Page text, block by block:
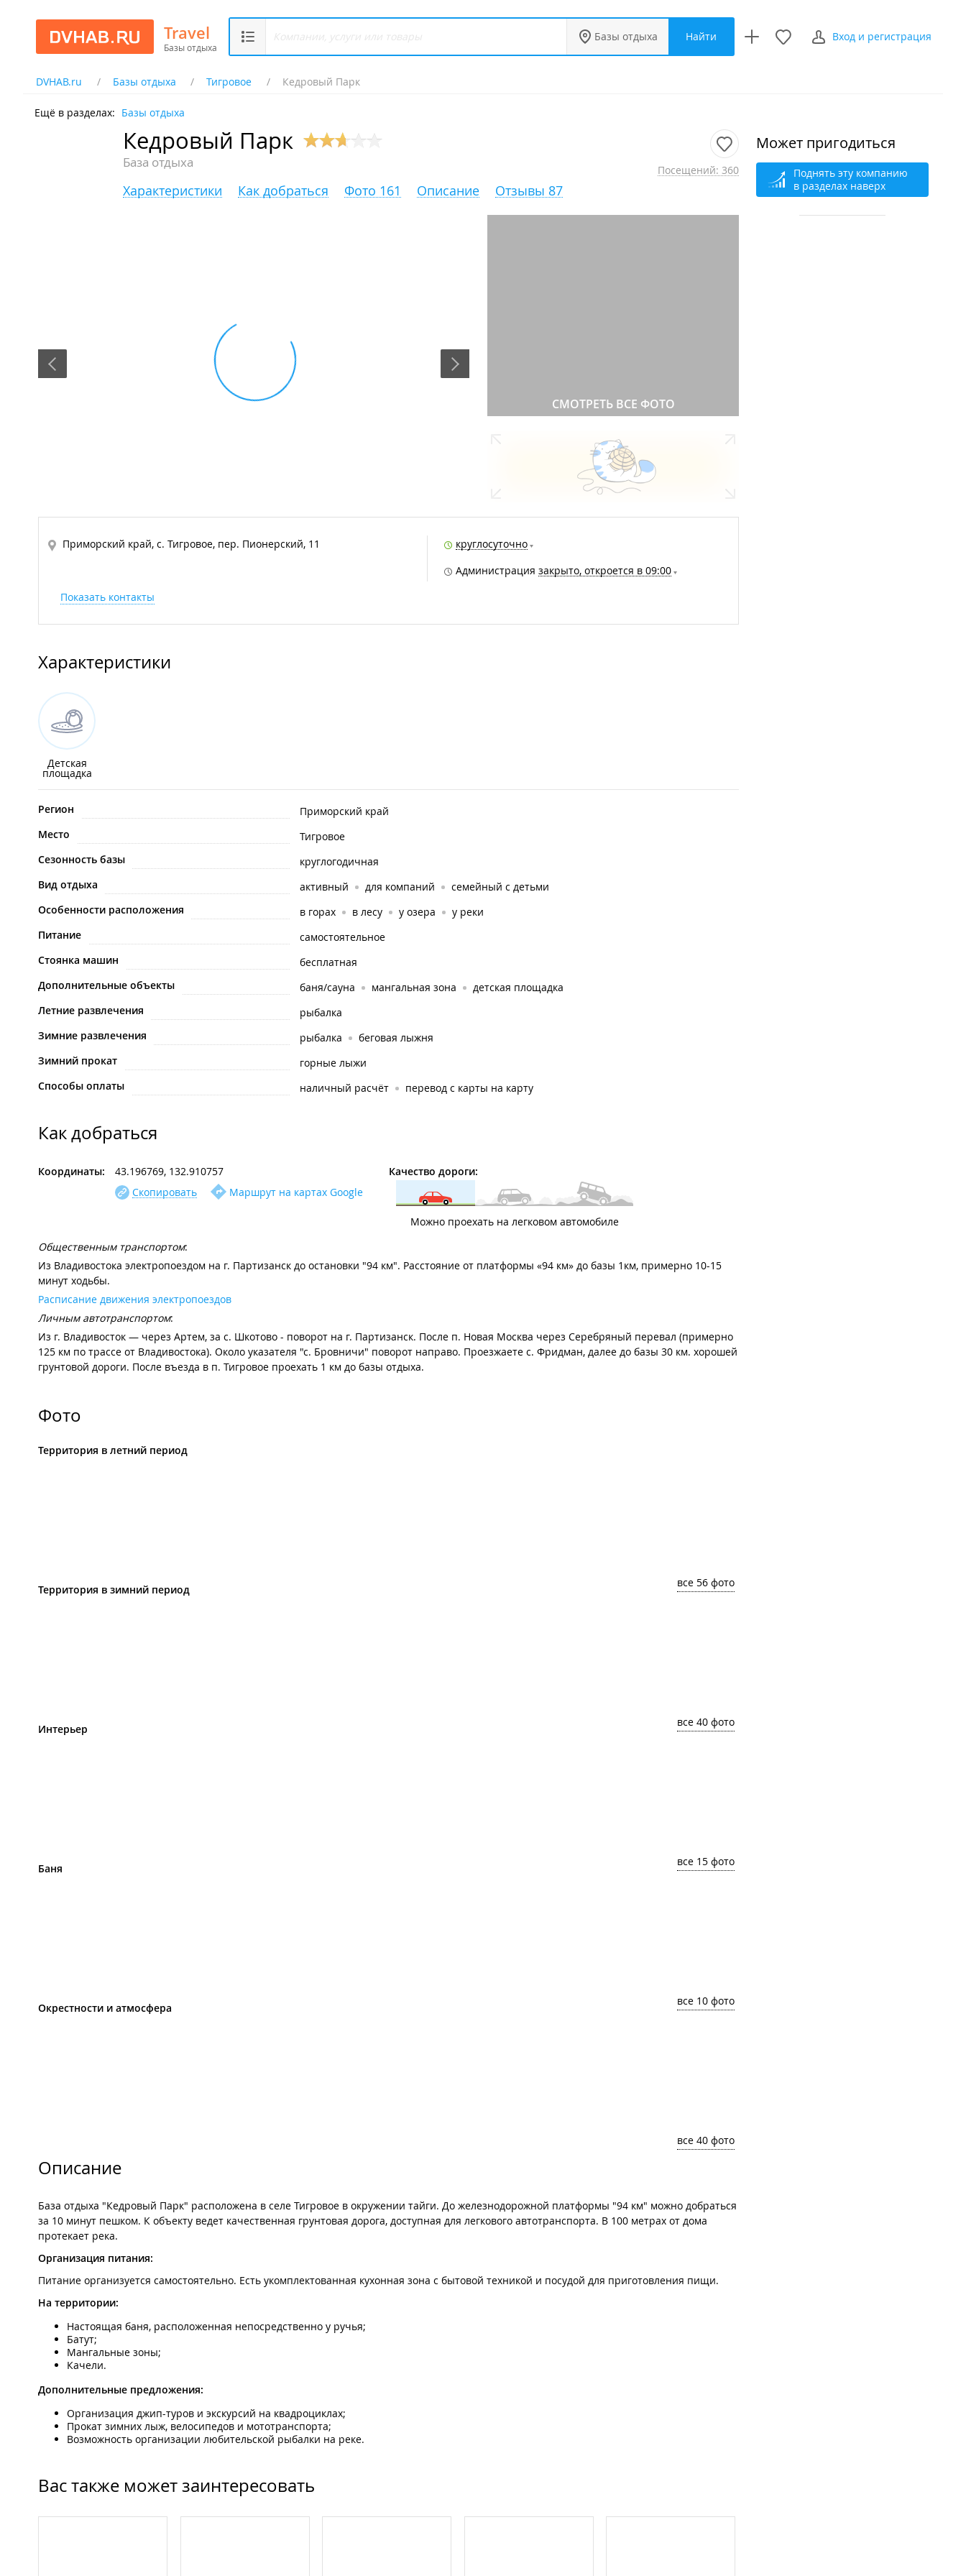
Travel
Базы отдыха
Базы отдыха Найти Вход и регистрация
DVHAB.ru Базы отдыха Тигровое Кедровый Парк
Ещё в разделах: Базы отдыха
Кедровый Парк
База отдыха Посещений: 360
Характеристики Как добраться Фото 161 Описание Отзывы 87
СМОТРЕТЬ ВСЕ ФОТО
Приморский край, с. Тигровое, пер. Пионерский, 11
круглосуточно
Администрация закрыто, откроется в 09:00
Показать контакты
Характеристики
Детская
площадка
Регион
Приморский край
Место
Тигровое
Сезонность базы
круглогодичная
Вид отдыха
активный для компаний
семейный с детьми
Особенности расположения
в горах в лесу у озера
у реки
Питание
самостоятельное
Стоянка машин
бесплатная
Дополнительные объекты
баня/сауна мангальная зона
детская площадка
Летние развлечения
рыбалка
Зимние развлечения
рыбалка
беговая лыжня
Зимний прокат
горные лыжи
Способы оплаты
наличный расчёт перевод с карты на карту
Как добраться
Координаты:
43.196769, 132.910757
Скопировать
Маршрут на картах Google
Качество дороги:
Можно проехать на легковом автомобиле
Общественным транспортом:
Из Владивостока электропоездом на г. Партизанск до остановки "94 км". Расстояние от платформы «94 км» до базы 1км, примерно 10-15
минут ходьбы.
Расписание движения электропоездов
Личным автотранспортом:
Из г. Владивосток — через Артем, за с. Шкотово - поворот на г. Партизанск. После п. Новая Москва через Серебряный перевал (примерно
125 км по трассе от Владивостока). Около указателя "с. Бровничи" поворот направо. Проезжаете с. Фридман, далее до базы 30 км. хорошей
грунтовой дороги. После въезда в п. Тигровое проехать 1 км до базы отдыха.
Фото
Территория в летний период
все 56 фото
Территория в зимний период
все 40 фото
Интерьер
все 15 фото
Баня
все 10 фото
Окрестности и атмосфера
все 40 фото
Описание
База отдыха "Кедровый Парк" расположена в селе Тигровое в окружении тайги. До железнодорожной платформы "94 км" можно добраться
за 10 минут пешком. К объекту ведет качественная грунтовая дорога, доступная для легкового автотранспорта. В 100 метрах от дома
протекает река.
Организация питания:
Питание организуется самостоятельно. Есть укомплектованная кухонная зона с бытовой техникой и посудой для приготовления пищи.
На территории:
Настоящая баня, расположенная непосредственно у ручья;
Батут;
Мангальные зоны;
Качели.
Дополнительные предложения:
Организация джип-туров и экскурсий на квадроциклах;
Прокат зимних лыж, велосипедов и мототранспорта;
Возможность организации любительской рыбалки на реке.
Вас также может заинтересовать
Может пригодиться
Поднять эту компанию
в разделах наверх